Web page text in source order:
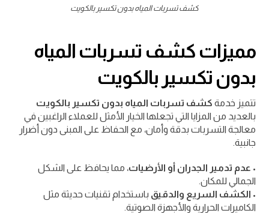
كشف تسربات المياه بدون تكسير بالكويت
مميزات كشف تسربات المياه
بدون تكسير بالكويت
تتميز خدمة كشف تسربات المياه بدون تكسير بالكويت
بالعديد من المزايا التي تجعلها الخيار الأمثل للعملاء الراغبين في
معالجة التسربات بدقة وأمان، مع الحفاظ على المبنى دون أضرار
جانبية.
• عدم تدمير الجدران أو الأرضيات، مما يحافظ على الشكل
الجمالي للمكان.
• الكشف السريع والدقيق باستخدام تقنيات حديثة مثل
الكاميرات الحرارية والأجهزة الصوتية.